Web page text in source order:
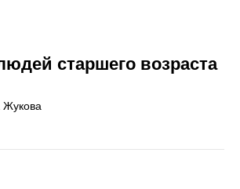
старшего возраста